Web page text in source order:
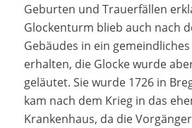
Geburten und Trauerfällen
Glockenturm blieb auch nach
Gebäudes in ein
erhalten, die Glocke wurde
geläutet. Sie wurde 1726 in
kam nach dem Krieg in das
Krankenhaus, da die